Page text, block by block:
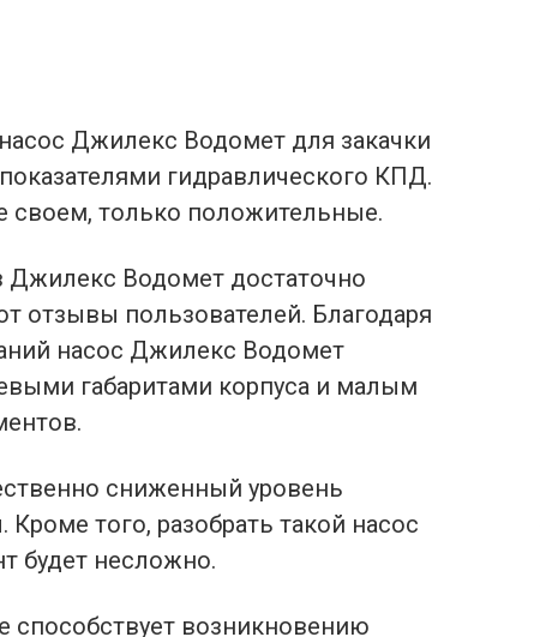
Джилекс Водомет для закачки
гидравлического КПД.
своем, только положительные.
Джилекс Водомет достаточно
отзывы пользователей. Благодаря
насос Джилекс Водомет
габаритами корпуса и малым
сниженный уровень
Кроме того, разобрать такой насос
будет несложно.
возникновению